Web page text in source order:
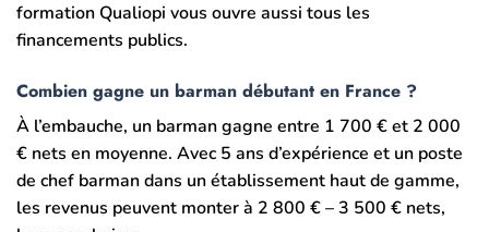
formation Qualiopi vous ouvre aussi tous les
financements publics.
Combien gagne un barman débutant en France ?
À l’embauche, un barman gagne entre 1 700 € et 2 000
€ nets en moyenne. Avec 5 ans d’expérience et un poste
de chef barman dans un établissement haut de gamme,
les revenus peuvent monter à 2 800 € – 3 500 € nets,